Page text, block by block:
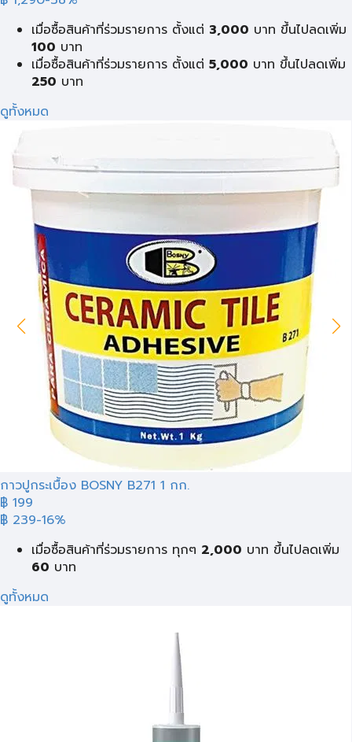
เมื่อซื้อสินค้าที่ร่วมรายการ ตั้งแต่ 3,000 บาท ขึ้นไปลดเพิ่ม
100 บาท
เมื่อซื้อสินค้าที่ร่วมรายการ ตั้งแต่ 5,000 บาท ขึ้นไปลดเพิ่ม
250 บาท
ดูทั้งหมด
กาวปูกระเบื้อง BOSNY B271 1 กก.
฿ 199
฿ 239-16%
เมื่อซื้อสินค้าที่ร่วมรายการ ทุกๆ 2,000 บาท ขึ้นไปลดเพิ่ม
60 บาท
ดูทั้งหมด